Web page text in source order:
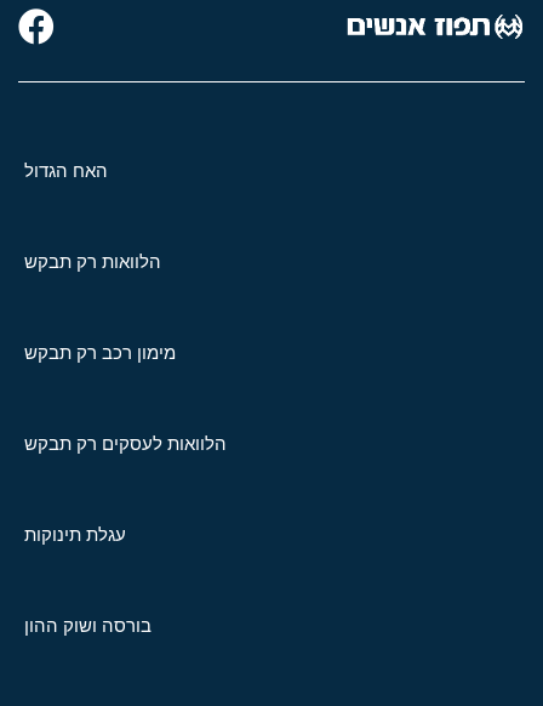
האח הגדול
הלוואות רק תבקש
מימון רכב רק תבקש
הלוואות לעסקים רק תבקש
עגלת תינוקות
בורסה ושוק ההון